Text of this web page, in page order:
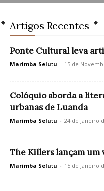
Artigos Recentes
Ponte Cultural leva
Marimba Selutu - 15 de
Colóquio aborda a
urbanas de Luanda
Marimba Selutu - 24 de Janeiro
The Killers lançam
Marimba Selutu - 15 de Janeiro